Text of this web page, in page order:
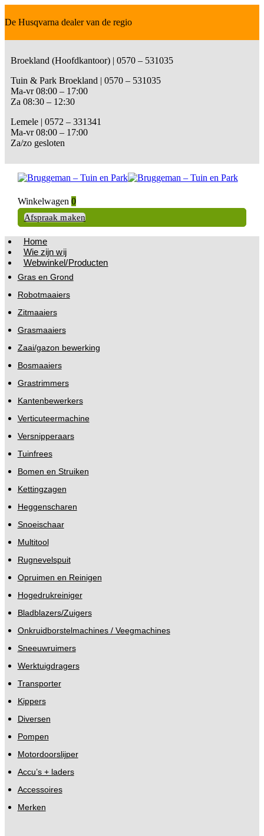
De Husqvarna dealer van de regio
Broekland (Hoofdkantoor) | 0570 – 531035
Tuin & Park Broekland | 0570 – 531035
Ma-vr 08:00 – 17:00
Za 08:30 – 12:30
Lemele | 0572 – 331341
Ma-vr 08:00 – 17:00
Za/zo gesloten
Winkelwagen 0
Afspraak maken
Home
Wie zijn wij
Webwinkel/Producten
Gras en Grond
Robotmaaiers
Zitmaaiers
Grasmaaiers
Zaai/gazon bewerking
Bosmaaiers
Grastrimmers
Kantenbewerkers
Verticuteermachine
Versnipperaars
Tuinfrees
Bomen en Struiken
Kettingzagen
Heggenscharen
Snoeischaar
Multitool
Rugnevelspuit
Opruimen en Reinigen
Hogedrukreiniger
Bladblazers/Zuigers
Onkruidborstelmachines / Veegmachines
Sneeuwruimers
Werktuigdragers
Transporter
Kippers
Diversen
Pompen
Motordoorslijper
Accu’s + laders
Accessoires
Merken